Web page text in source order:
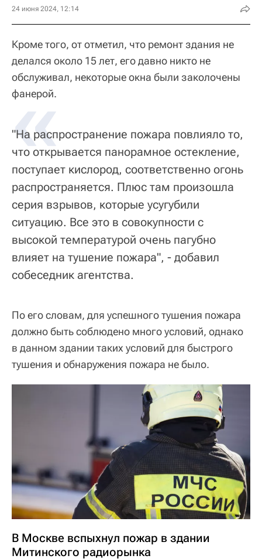
24 июня 2024, 12:14
Кроме того, от отметил, что ремонт здания не
делался около 15 лет, его давно никто не
обслуживал, некоторые окна были заколочены
фанерой.
«
"На распространение пожара повлияло то,
что открывается панорамное остекление,
поступает кислород, соответственно огонь
распространяется. Плюс там произошла
серия взрывов, которые усугубили
ситуацию. Все это в совокупности с
высокой температурой очень пагубно
влияет на тушение пожара", - добавил
собеседник агентства.
По его словам, для успешного тушения пожара
должно быть соблюдено много условий, однако
в данном здании таких условий для быстрого
тушения и обнаружения пожара не было.
В Москве вспыхнул пожар в здании
Митинского радиорынка